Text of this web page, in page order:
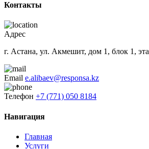
Контакты
Адрес
г. Астана, ул. Акмешит, дом 1, блок 1,
Email e.alibaev@responsa.kz
Телефон +7 (771) 050 8184
Навигация
Главная
Услуги